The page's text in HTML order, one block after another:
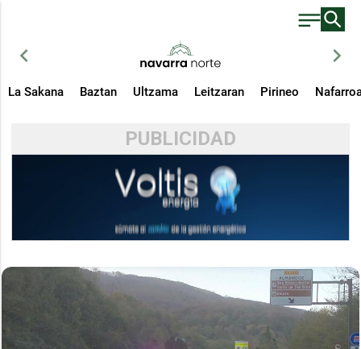
chevron_left chevron_right
La Sakana Baztan Ultzama Leitzaran Pirineo
PUBLICIDAD